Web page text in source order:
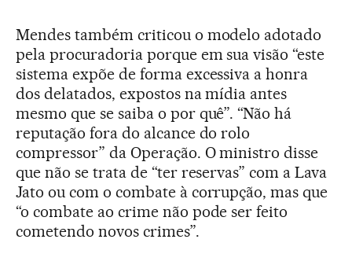
Mendes também criticou o modelo adotado
pela procuradoria porque em sua visão “este
sistema expõe de forma excessiva a honra
dos delatados, expostos na mídia antes
mesmo que se saiba o por quê”. “Não há
reputação fora do alcance do rolo
compressor” da Operação. O ministro disse
que não se trata de “ter reservas” com a Lava
Jato ou com o combate à corrupção, mas que
“o combate ao crime não pode ser feito
cometendo novos crimes”.